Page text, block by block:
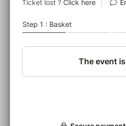
Communauté
l'Entreprise Sokoa.
Un Hymne à l'Identité
ne pas manquer
Quelques extraits du
Making-of : les